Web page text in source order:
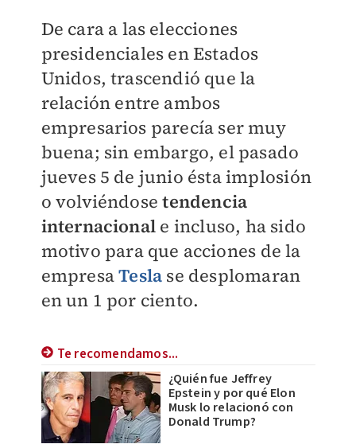
De cara a las elecciones
presidenciales en Estados
Unidos, trascendió que la
relación entre ambos
empresarios parecía ser muy
buena; sin embargo, el pasado
jueves 5 de junio ésta implosión
o volviéndosetendencia
internacional e incluso, ha sido
motivo para que acciones de la
empresaTesla se desplomaran
en un 1 por ciento.
Te recomendamos...
¿Quién fue Jeffrey
Epstein y por qué Elon
Musk lo relacionó con
Donald Trump?